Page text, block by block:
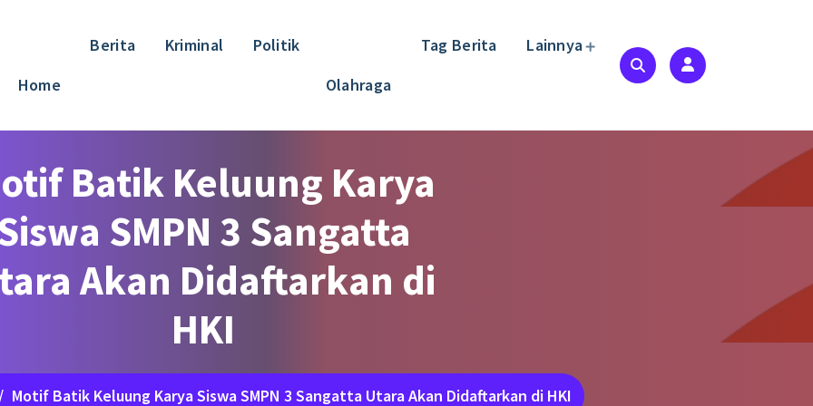
Home
Berita Kriminal
Politik
Olahraga
Tag Berita Lainnya
Batik Keluung Karya
SMPN 3 Sangatta
Akan Didaftarkan di
HKI
Motif Batik Keluung Karya Siswa SMPN 3 Sangatta Utara Akan Didaftarkan di HKI